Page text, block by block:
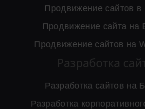
Продвижение сайтов в
Продвижение сайта на
Продвижение сайтов на
Разработка
Разработка сайтов на
Разработка